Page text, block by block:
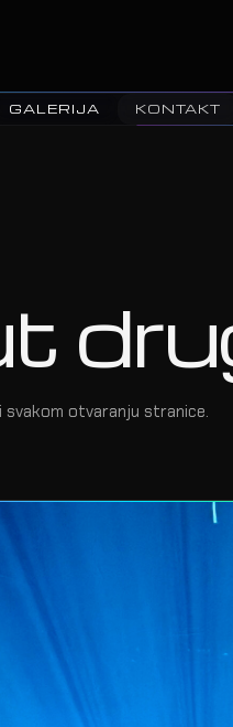
GALERIJA KONTAKT
svakom otvaranju stranice.